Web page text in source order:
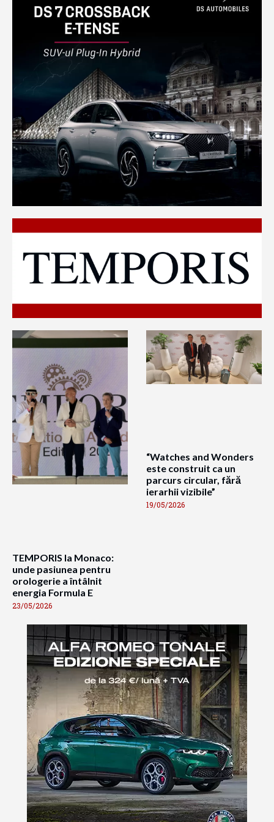
TEMPORIS la Monaco:
unde pasiunea pentru
orologerie a întâlnit
energia Formula E
23/05/2026
“Watches and Wonders
este construit ca un
parcurs circular, fără
ierarhii vizibile”
19/05/2026